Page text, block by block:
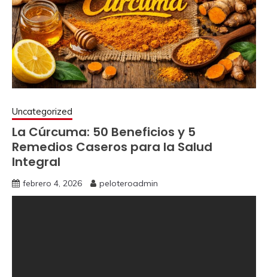
Uncategorized
La Cúrcuma: 50 Beneficios y 5
Remedios Caseros para la Salud
Integral
febrero 4, 2026 peloteroadmin